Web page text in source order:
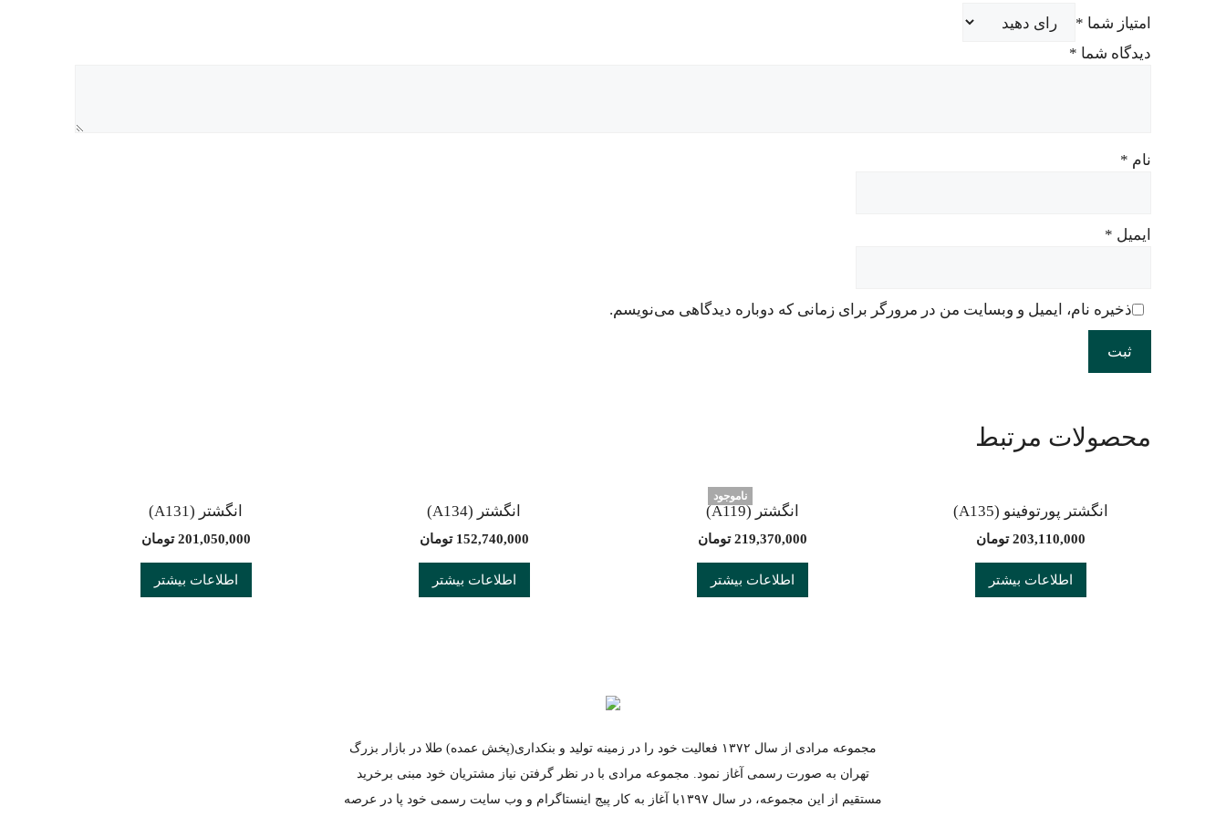
امتیاز شما *
دیدگاه شما *
نام *
ایمیل *
ذخیره نام، ایمیل و وبسایت من در مرورگر برای زمانی که دوباره دیدگاهی می‌نویسم.
محصولات مرتبط
انگشتر پورتوفینو (A135)
203,110,000 تومان
اطلاعات بیشتر
ناموجود
انگشتر (A119)
219,370,000 تومان
اطلاعات بیشتر
انگشتر (A134)
152,740,000 تومان
اطلاعات بیشتر
انگشتر (A131)
201,050,000 تومان
اطلاعات بیشتر
مجموعه مرادی از سال ۱۳۷۲ فعالیت خود را در زمینه تولید و بنکداری(پخش عمده) طلا در بازار بزرگ
تهران به صورت رسمی آغاز نمود. مجموعه مرادی با در نظر گرفتن نیاز مشتریان خود مبنی برخرید
مستقیم از این مجموعه، در سال ۱۳۹۷با آغاز به کار پیج اینستاگرام و وب سایت رسمی خود پا در عرصه